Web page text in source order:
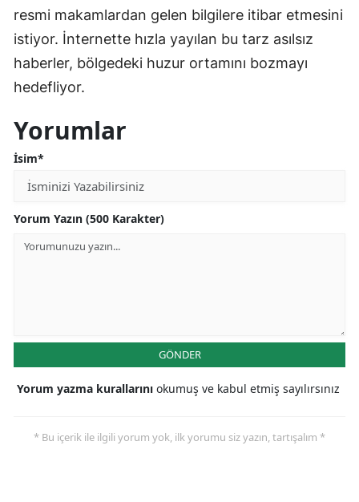
resmi makamlardan gelen bilgilere itibar etmesini
istiyor. İnternette hızla yayılan bu tarz asılsız
haberler, bölgedeki huzur ortamını bozmayı
hedefliyor.
Yorumlar
İsim*
Yorum Yazın (500 Karakter)
GÖNDER
Yorum yazma kurallarını okumuş ve kabul etmiş sayılırsınız
* Bu içerik ile ilgili yorum yok, ilk yorumu siz yazın, tartışalım *